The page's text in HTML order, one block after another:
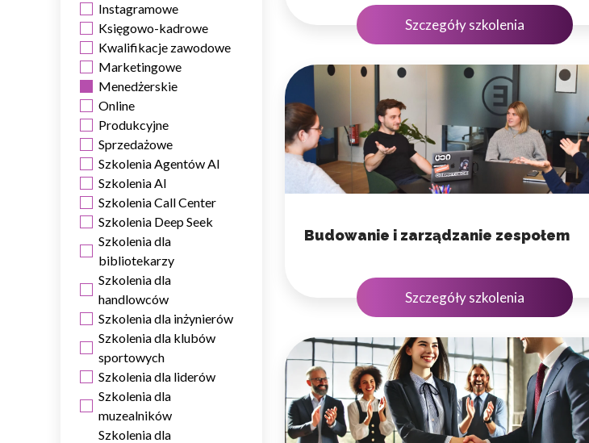
Instagramowe
Księgowo-kadrowe
Kwalifikacje zawodowe
Marketingowe
Menedżerskie
Online
Produkcyjne
Sprzedażowe
Szkolenia Agentów AI
Szkolenia AI
Szkolenia Call Center
Szkolenia Deep Seek
Szkolenia dla
bibliotekarzy
Szkolenia dla
handlowców
Szkolenia dla inżynierów
Szkolenia dla klubów
sportowych
Szkolenia dla liderów
Szkolenia dla
muzealników
Szkolenia dla
Szczegóły szkolenia
Budowanie i zarządzanie zespołem
Szczegóły szkolenia